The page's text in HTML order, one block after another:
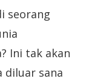
seorang
Ini tak akan
diluar sana